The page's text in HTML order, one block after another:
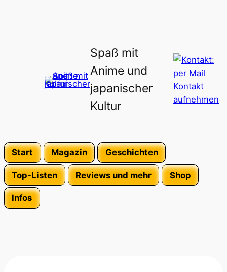
Spaß mit
Anime und
japanischer
Kultur
Start Magazin Geschichten
Top-Listen Reviews und mehr Shop
Infos